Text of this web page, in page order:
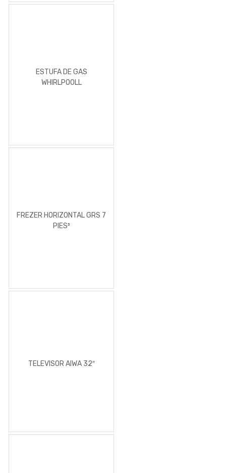
ESTUFA DE GAS
WHIRLPOOLL
FREZER HORIZONTAL GRS 7
PIES³
TELEVISOR AIWA 32″